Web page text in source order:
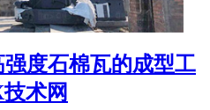
度石棉瓦的成型工
术网